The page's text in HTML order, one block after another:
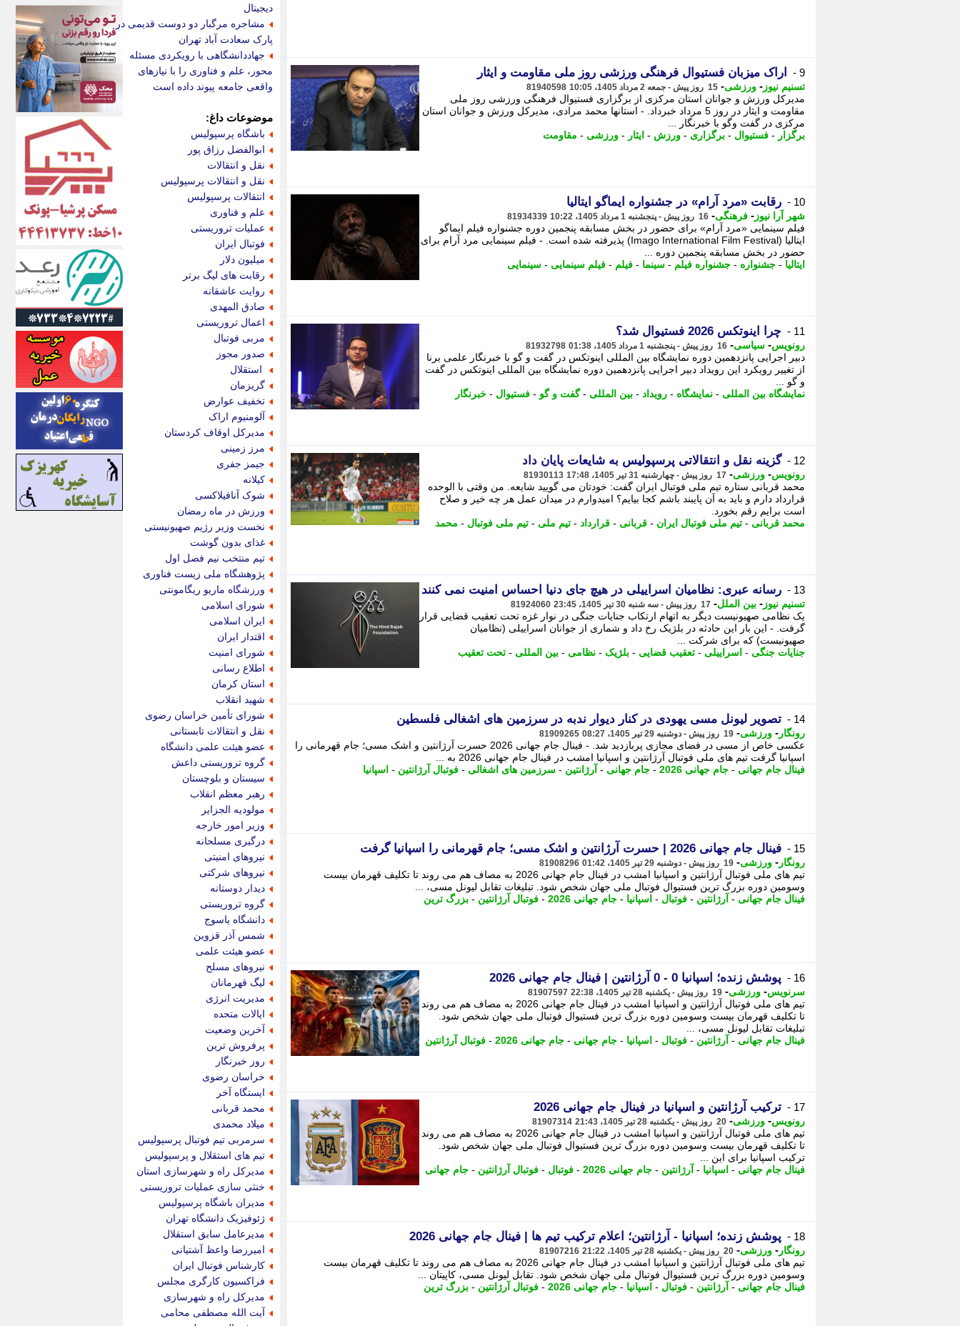
9 - اراک میزبان فستیوال فرهنگی ورزشی روز ملی مقاومت و ایثار
تسنیم نیوز - ورزشی- 15 روز پیش - جمعه 2 مرداد 1405، 10:05 81940598
مدیرکل ورزش و جوانان استان مرکزی از برگزاری فستیوال فرهنگی ورزشی روز ملی
مقاومت و ایثار در روز 5 مرداد خبرداد. - استانها محمد مرادی، مدیرکل ورزش و جوانان استان
مرکزی در گفت وگو با خبرنگار ...
برگزار - فستیوال - برگزاری - ورزش - ایثار - ورزشی - مقاومت
10 - رقابت «مرد آرام» در جشنواره ایماگو ایتالیا
شهر آرا نیوز - فرهنگی- 16 روز پیش - پنجشنبه 1 مرداد 1405، 10:22 81934339
فیلم سینمایی «مرد آرام» برای حضور در بخش مسابقه پنجمین دوره جشنواره فیلم ایماگو
ایتالیا (Imago International Film Festival) پذیرفته شده است. - فیلم سینمایی مرد آرام برای
حضور در بخش مسابقه پنجمین دوره ...
ایتالیا - جشنواره - جشنواره فیلم - سینما - فیلم - فیلم سینمایی - سینمایی
11 - چرا اینوتکس 2026 فستیوال شد؟
رونویس- سیاسی- 16 روز پیش - پنجشنبه 1 مرداد 1405، 01:38 81932798
دبیر اجرایی پانزدهمین دوره نمایشگاه بین المللی اینوتکس در گفت و گو با خبرنگار علمی برنا
از تغییر رویکرد این رویداد دبیر اجرایی پانزدهمین دوره نمایشگاه بین المللی اینوتکس در گفت
و گو ...
نمایشگاه بین المللی - نمایشگاه - رویداد - بین المللی -گفت و گو - فستیوال - خبرنگار
12 - گزینه نقل و انتقالاتی پرسپولیس به شایعات پایان داد
رونویس- ورزشی- 17 روز پیش - چهارشنبه 31 تیر 1405، 17:48 81930113
محمد قربانی ستاره تیم ملی فوتبال ایران گفت: خودتان می گویید شایعه. من وقتی با الوحده
قرارداد دارم و باید به آن پایبند باشم کجا بیایم؟ امیدوارم در میدان عمل هر چه خیر و صلاح
است برایم رقم بخورد.
محمد قربانی - تیم ملی فوتبال ایران - قربانی - قرارداد - تیم ملی - تیم ملی فوتبال - محمد
13 - رسانه عبری: نظامیان اسراییلی در هیچ جای دنیا احساس امنیت نمی کنند
تسنیم نیوز - بین الملل- 17 روز پیش - سه شنبه 30 تیر 1405، 23:45 81924060
یک نظامی صهیونیست دیگر به اتهام ارتکاب جنایات جنگی در نوار غزه تحت تعقیب قضایی قرار
گرفت. - این بار این حادثه در بلژیک رخ داد و شماری از جوانان اسراییلی (نظامیان
صهیونیست) که برای شرکت ...
جنایات جنگی - اسراییلی - تعقیب قضایی - بلژیک - نظامی - بین المللی - تحت تعقیب
14 - تصویر لیونل مسی یهودی در کنار دیوار ندبه در سرزمین های اشغالی فلسطین
رونگار - ورزشی- 19 روز پیش - دوشنبه 29 تیر 1405، 08:27 81909265
عکسی خاص از مسی در فضای مجازی پربازدید شد. - فینال جام جهانی 2026 حسرت آرژانتین و اشک مسی؛ جام قهرمانی را
اسپانیا گرفت تیم های ملی فوتبال آرژانتین و اسپانیا امشب در فینال جام جهانی 2026 به ...
فینال جام جهانی - جام جهانی 2026 - جام جهانی - آرژانتین - سرزمین های اشغالی - فوتبال آرژانتین - اسپانیا
15 - فینال جام جهانی 2026 | حسرت آرژانتین و اشک مسی؛ جام قهرمانی را اسپانیا گرفت
رونگار - ورزشی- 19 روز پیش - دوشنبه 29 تیر 1405، 01:42 81908296
تیم های ملی فوتبال آرژانتین و اسپانیا امشب در فینال جام جهانی 2026 به مصاف هم می روند تا تکلیف قهرمان بیست
وسومین دوره بزرگ ترین فستیوال فوتبال ملی جهان شخص شود. تبلیغات تقابل لیونل مسی، ...
فینال جام جهانی - آرژانتین - فوتبال - اسپانیا - جام جهانی 2026 - فوتبال آرژانتین - بزرگ ترین
16 - پوشش زنده؛ اسپانیا 0 - 0 آرژانتین | فینال جام جهانی 2026
سرنویس- ورزشی- 19 روز پیش - یکشنبه 28 تیر 1405، 22:38 81907597
تیم های ملی فوتبال آرژانتین و اسپانیا امشب در فینال جام جهانی 2026 به مصاف هم می روند
تا تکلیف قهرمان بیست وسومین دوره بزرگ ترین فستیوال فوتبال ملی جهان شخص شود.
تبلیغات تقابل لیونل مسی، ...
فینال جام جهانی - آرژانتین - فوتبال - اسپانیا - جام جهانی - جام جهانی 2026 - فوتبال آرژانتین
17 - ترکیب آرژانتین و اسپانیا در فینال جام جهانی 2026
رونویس- ورزشی- 20 روز پیش - یکشنبه 28 تیر 1405، 21:43 81907314
تیم های ملی فوتبال آرژانتین و اسپانیا امشب در فینال جام جهانی 2026 به مصاف هم می روند
تا تکلیف قهرمان بیست وسومین دوره بزرگ ترین فستیوال فوتبال ملی جهان شخص شود.
ترکیب اسپانیا برای این ...
فینال جام جهانی - اسپانیا - آرژانتین - جام جهانی 2026 - فوتبال - فوتبال آرژانتین - جام جهانی
18 - پوشش زنده؛ اسپانیا - آرژانتین؛ اعلام ترکیب تیم ها | فینال جام جهانی 2026
رونگار - ورزشی- 20 روز پیش - یکشنبه 28 تیر 1405، 21:22 81907216
تیم های ملی فوتبال آرژانتین و اسپانیا امشب در فینال جام جهانی 2026 به مصاف هم می روند تا تکلیف قهرمان بیست
وسومین دوره بزرگ ترین فستیوال فوتبال ملی جهان شخص شود. تقابل لیونل مسی، کاپیتان ...
فینال جام جهانی - آرژانتین - فوتبال - اسپانیا - جام جهانی 2026 - فوتبال آرژانتین - بزرگ ترین
دیجیتال
مشاجره مرگبار دو دوست قدیمی در
پارک سعادت آباد تهران
جهاددانشگاهی با رویکردی مسئله
محور، علم و فناوری را با نیازهای
واقعی جامعه پیوند داده است
موضوعات داغ:
باشگاه پرسپولیس
ابوالفضل رزاق پور
نقل و انتقالات
نقل و انتقالات پرسپولیس
انتقالات پرسپولیس
علم و فناوری
عملیات تروریستی
فوتبال ایران
میلیون دلار
رقابت های لیگ برتر
روایت عاشقانه
صادق المهدی
اعمال تروریستی
مربی فوتبال
صدور مجوز
استقلال
گریزمان
تخفیف عوارض
آلومنیوم اراک
مدیرکل اوقاف کردستان
مرز زمینی
جیمز جفری
کیلانه
شوک آنافیلاکسی
ورزش در ماه رمضان
نخست وزیر رژیم صهیونیستی
غذای بدون گوشت
تیم منتخب نیم فصل اول
پژوهشگاه ملی زیست فناوری
ورزشگاه ماریو ریگامونتی
شورای اسلامی
ایران اسلامی
اقتدار ایران
شورای امنیت
اطلاع رسانی
استان کرمان
شهید انقلاب
شورای تأمین خراسان رضوی
نقل و انتقالات تابستانی
عضو هیئت علمی دانشگاه
گروه تروریستی داعش
سیستان و بلوچستان
رهبر معظم انقلاب
مولودیه الجزایر
وزیر امور خارجه
درگیری مسلحانه
نیروهای امنیتی
نیروهای شرکتی
دیدار دوستانه
گروه تروریستی
دانشگاه یاسوج
شمس آذر قزوین
عضو هیئت علمی
نیروهای مسلح
لیگ قهرمانان
مدیریت انرژی
ایالات متحده
آخرین وضعیت
پرفروش ترین
روز خبرنگار
خراسان رضوی
ایستگاه آخر
محمد قربانی
میلاد محمدی
سرمربی تیم فوتبال پرسپولیس
تیم های استقلال و پرسپولیس
مدیرکل راه و شهرسازی استان
خنثی سازی عملیات تروریستی
مدیران باشگاه پرسپولیس
ژئوفیزیک دانشگاه تهران
مدیرعامل سابق استقلال
امیررضا واعظ آشتیانی
کارشناس فوتبال ایران
فراکسیون کارگری مجلس
مدیرکل راه و شهرسازی
آیت الله مصطفی محامی
اکوفارس
اکونگار
اکونیوز
الف
انتشار آنلاین
اندیشه قرن
اندیشه معاصر
اندیشه ها
انرژی پرس
ای استخدام
ایتنا
ایراف
ایران آرت
ایران آنلاین
ایران زندگی
ایران فوری
ایرانی روز
ایرانیتال
ایرنا
ایسکانیوز
ایسنا
ایکنا
ایلنا
اینتیتر
ایونا نیوز
بازتاب آنلاین
باشگاه خبرنگاران
باغستان نیوز
بامبوک
ببین و بخون
بدینسان
بنکر